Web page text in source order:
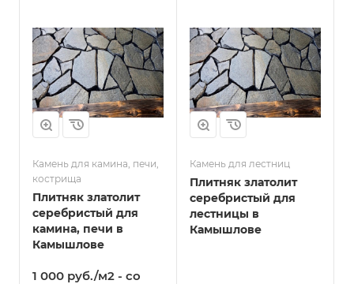
Камень для камина, печи,
кострища
Плитняк златолит
серебристый для
камина, печи в
Камышлове
1 000 руб./м2 - со
Камень для лестниц
Плитняк златолит
серебристый для
лестницы в
Камышлове